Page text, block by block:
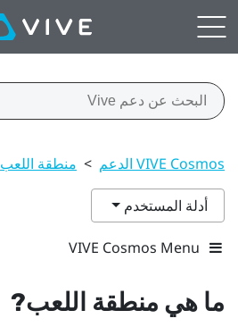
VIVE Cosmos الدعم > منطقة اللعب
أدلة المستخدم
VIVE Cosmos Menu
ما هي منطقة اللعب?